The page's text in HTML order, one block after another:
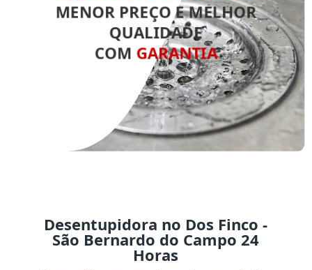
MENOR PREÇO E MELHOR
QUALIDADE
COM GARANTIA
Desentupidora no Dos Finco -
São Bernardo do Campo 24
Horas